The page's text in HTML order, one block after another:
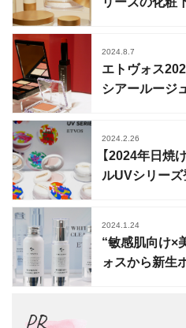
2024.8.7
エトヴォス
シアールージ
2024.2.26
【2024年日焼
ルUVシリー
2024.1.24
“敏感肌向け×
ォスから新生
PR